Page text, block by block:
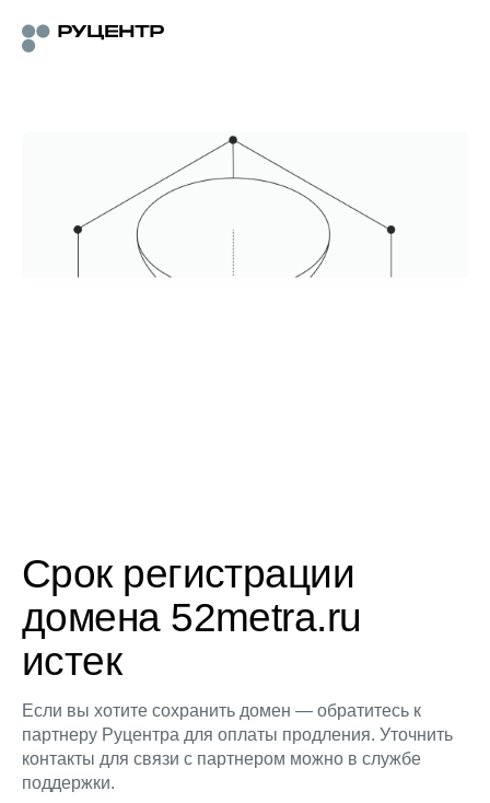
Срок регистрации
домена 52metra.ru
истек
Если вы хотите сохранить домен — обратитесь к
партнеру Руцентра для оплаты продления. Уточнить
контакты для связи с партнером можно в службе
поддержки.